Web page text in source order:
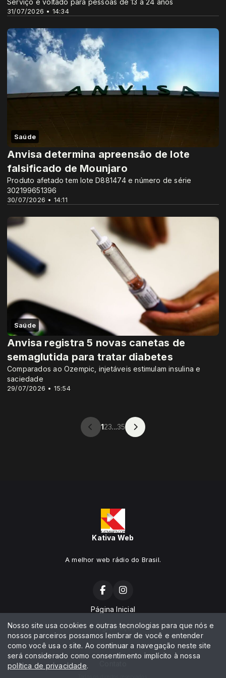
31/07/2026 • 14:34
Saúde
30/07/2026 • 14:11
Anvisa determina apreensão de lote
falsificado de Mounjaro
Produto afetado tem lote D881474 e número de série
302199651396
Saúde
29/07/2026 • 15:54
Anvisa registra 5 novas canetas de
semaglutida para tratar diabetes
Comparados ao Ozempic, injetáveis estimulam insulina e
saciedade
123...35
Kativa Web
A melhor web rádio do Brasil.
Página Inicial
Programação
Notícias
Nosso site usa cookies e outras tecnologias para que nós e
nossos parceiros possamos lembrar de você e entender
como você usa o site. Ao continuar a navegação neste site
será considerado como consentimento implícito à nossa
política de privacidade.